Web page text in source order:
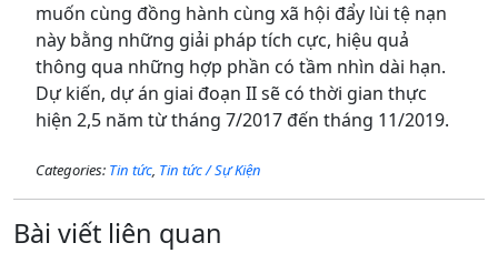
muốn cùng đồng hành cùng xã hội đẩy lùi tệ nạn
này bằng những giải pháp tích cực, hiệu quả
thông qua những hợp phần có tầm nhìn dài hạn.
Dự kiến, dự án giai đoạn II sẽ có thời gian thực
hiện 2,5 năm từ tháng 7/2017 đến tháng 11/2019.
Categories: Tin tức, Tin tức / Sự Kiện
Bài viết liên quan